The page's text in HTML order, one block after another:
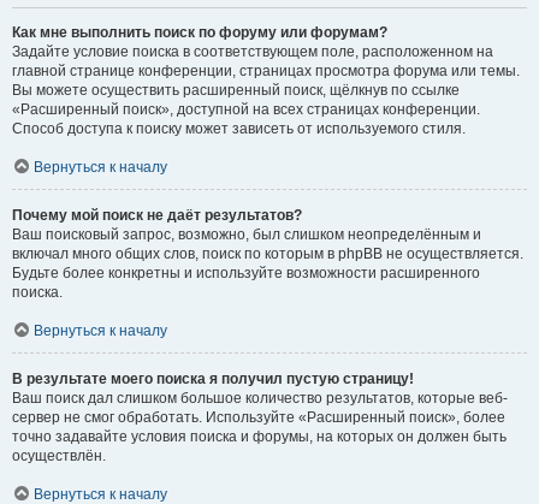
Как мне выполнить поиск по форуму или форумам?
Задайте условие поиска в соответствующем поле, расположенном на
главной странице конференции, страницах просмотра форума или темы.
Вы можете осуществить расширенный поиск, щёлкнув по ссылке
«Расширенный поиск», доступной на всех страницах конференции.
Способ доступа к поиску может зависеть от используемого стиля.
Вернуться к началу
Почему мой поиск не даёт результатов?
Ваш поисковый запрос, возможно, был слишком неопределённым и
включал много общих слов, поиск по которым в phpBB не осуществляется.
Будьте более конкретны и используйте возможности расширенного
поиска.
Вернуться к началу
В результате моего поиска я получил пустую страницу!
Ваш поиск дал слишком большое количество результатов, которые веб-
сервер не смог обработать. Используйте «Расширенный поиск», более
точно задавайте условия поиска и форумы, на которых он должен быть
осуществлён.
Вернуться к началу